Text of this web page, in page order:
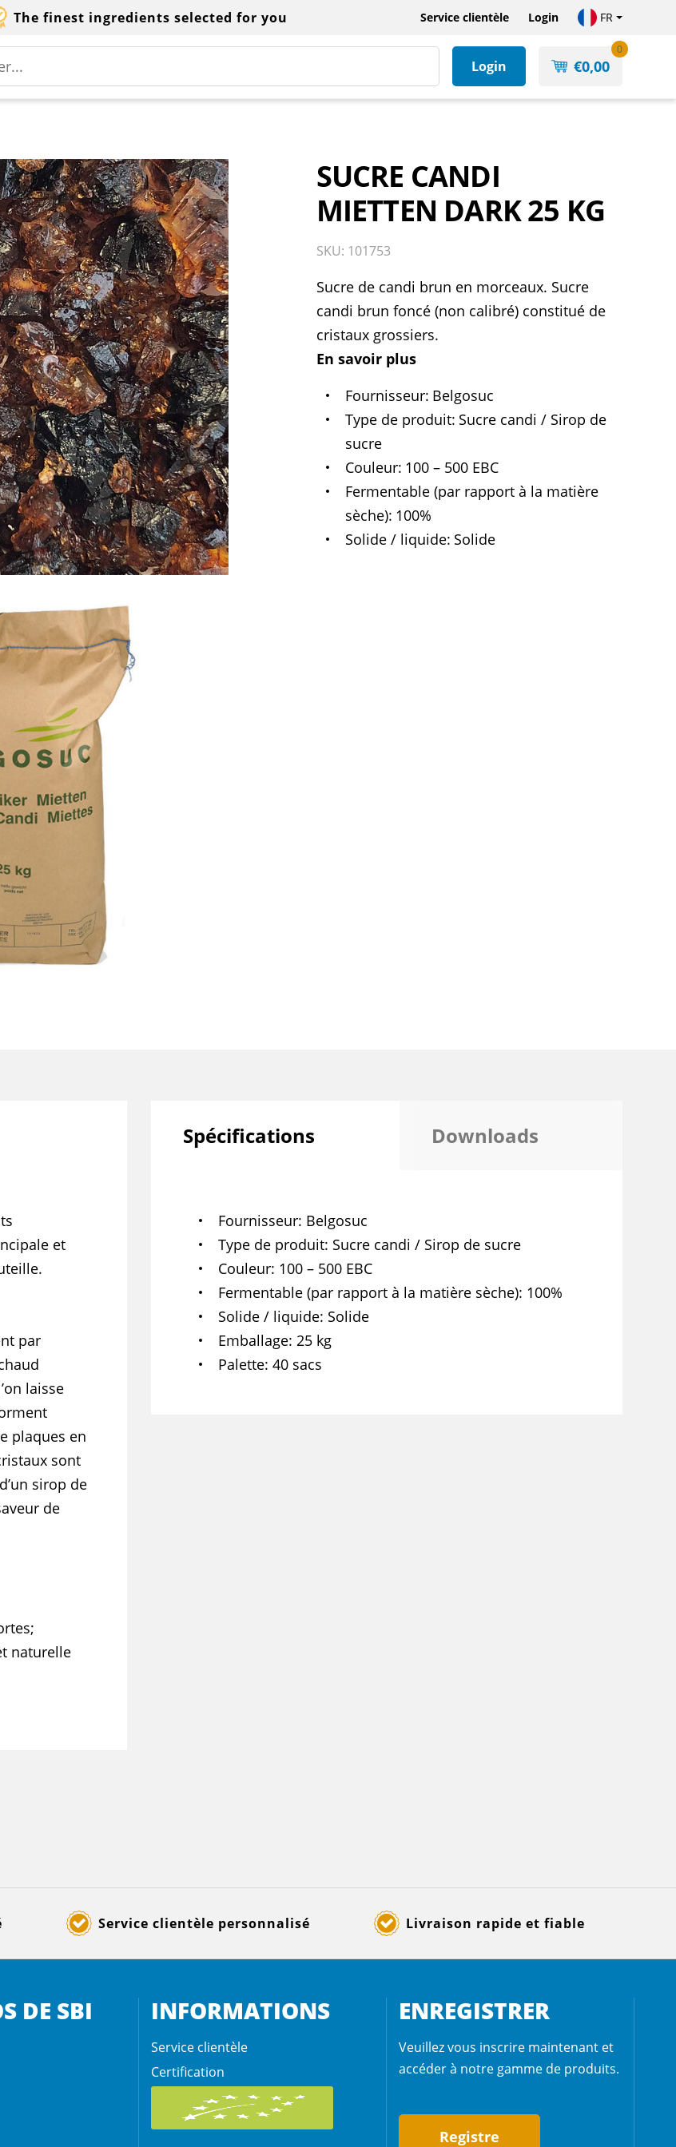
The finest ingredients selected for you Service clientèle Login FR
Login €0,00
0
SUCRE CANDI
MIETTEN DARK 25 KG
SKU: 101753
Sucre de candi brun en morceaux. Sucre
candi brun foncé (non calibré) constitué de
cristaux grossiers.
En savoir plus
Fournisseur Belgosuc
Type de produit Sucre candi / Sirop de
sucre
Couleur 100 – 500 EBC
Fermentable (par rapport à la matière
sèche) 100%
Solide / liquide Solide
et
par
laisse
plaques en
sont
sirop de
de
naturelle
Spécifications Downloads
Fournisseur Belgosuc
Type de produit Sucre candi / Sirop de sucre
Couleur 100 – 500 EBC
Fermentable (par rapport à la matière sèche) 100%
Solide / liquide Solide
Emballage 25 kg
Palette 40 sacs
Service clientèle personnalisé Livraison rapide et fiable
DE SBI INFORMATIONS
Service clientèle
Certification
ENREGISTRER
Veuillez vous inscrire maintenant et
accéder à notre gamme de produits.
Registre